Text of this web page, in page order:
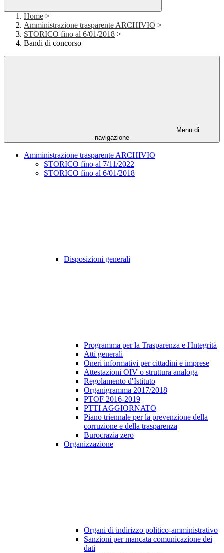
Home >
Amministrazione trasparente ARCHIVIO >
STORICO fino al 6/01/2018 >
Bandi di concorso
Menu di
navigazione
Amministrazione trasparente ARCHIVIO
STORICO fino al 7/11/2022
STORICO fino al 6/01/2018
Disposizioni generali
Programma per la Trasparenza e l'Integrità
Atti generali
Oneri informativi per cittadini e imprese
Attestazioni OIV o struttura analoga
Regolamento d′Istituto
Organigramma 2017/2018
PTOF 2016-2019
PTTI AGGIORNATO
Piano triennale per la prevenzione della
corruzione e della trasparenza
Burocrazia zero
Organizzazione
Organi di indirizzo politico-amministrativo
Sanzioni per mancata comunicazione dei
dati